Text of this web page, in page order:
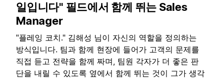
일입니다" 필드에서 함께 뛰는 Sales
Manager
"플레잉 코치." 김해성 님이 자신의 역할을 정의하는
방식입니다. 팀과 함께 현장에 들어가 고객의 문제를
직접 듣고 전략을 함께 짜며, 팀원 각자가 더 좋은 판
단을 내릴 수 있도록 옆에서 함께 뛰는 것이 그가 생각